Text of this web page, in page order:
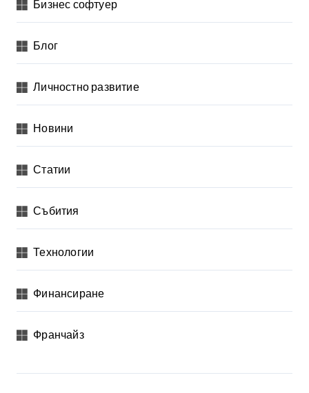
Бизнес софтуер
Блог
Личностно развитие
Новини
Статии
Събития
Технологии
Финансиране
Франчайз